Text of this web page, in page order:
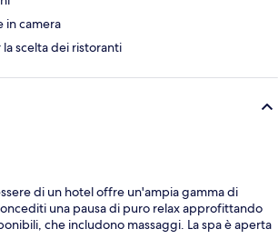
in camera
scelta dei ristoranti
di un hotel offre un'ampia gamma di
una pausa di puro relax approfittando
che includono massaggi. La spa è aperta